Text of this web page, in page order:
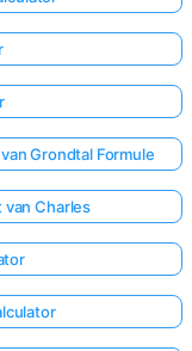
Grondtal Formule
van Charles